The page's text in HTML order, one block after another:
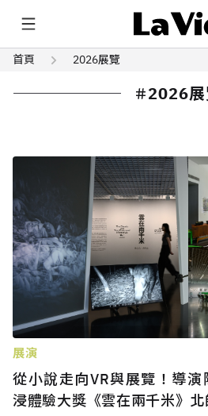
首頁 2026展覽
2026
展演
從小說走向VR與展覽！導
浸體驗大獎《雲在兩千米》